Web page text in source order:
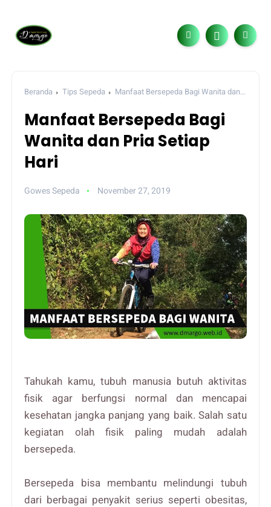
Beranda Tips Sepeda
Manfaat Bersepeda Bagi Wanita dan
Manfaat Bersepeda Bagi
Wanita dan Pria Setiap
Hari
Gowes Sepeda November 27, 2019
Tahukah kamu, tubuh manusia butuh aktivitas
fisik agar berfungsi normal dan mencapai
kesehatan jangka panjang yang baik. Salah satu
kegiatan olah fisik paling mudah adalah
bersepeda.
Bersepeda bisa membantu melindungi tubuh
dari berbagai penyakit serius seperti obesitas,